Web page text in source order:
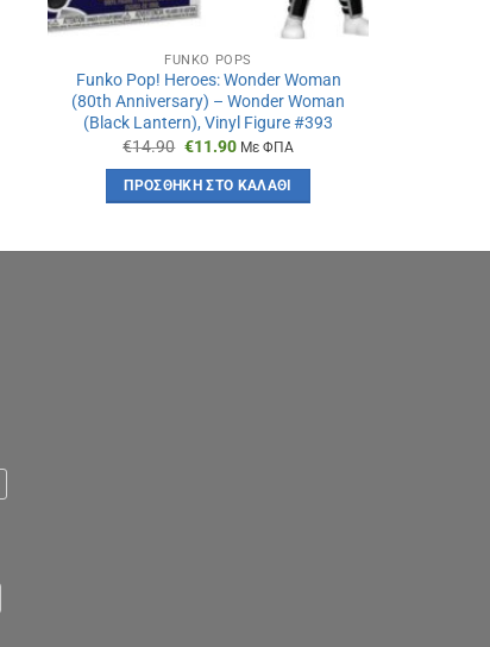
FUNKO POPS
Funko Pop! Heroes: Wonder Woman
(80th Anniversary) – Wonder Woman
(Black Lantern), Vinyl Figure #393
€14.90 Original
was:
€14.90.
€11.90Η
τιμή
είναι:
Με ΦΠΑ
ΠΡΟΣΘΉΚΗ ΣΤΟ ΚΑΛΆΘΙ